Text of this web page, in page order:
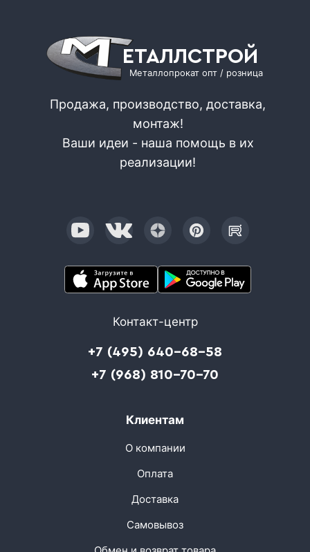
ЕТАЛЛСТРОЙ
Металлопрокат опт / розница
Продажа, производство, доставка,
монтаж!
Ваши идеи - наша помощь в их
реализации!
Контакт-центр
+7 (495) 640-68-58
+7 (968) 810-70-70
Клиентам
О компании
Оплата
Доставка
Самовывоз